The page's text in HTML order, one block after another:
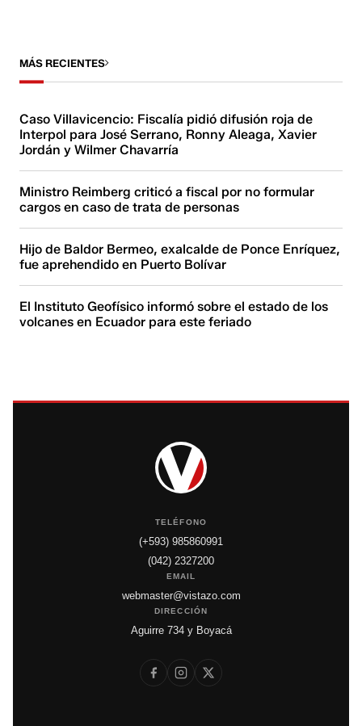
MÁS RECIENTES
Caso Villavicencio: Fiscalía pidió difusión roja de
Interpol para José Serrano, Ronny Aleaga, Xavier
Jordán y Wilmer Chavarría
Ministro Reimberg criticó a fiscal por no formular
cargos en caso de trata de personas
Hijo de Baldor Bermeo, exalcalde de Ponce Enríquez,
fue aprehendido en Puerto Bolívar
El Instituto Geofísico informó sobre el estado de los
volcanes en Ecuador para este feriado
TELÉFONO
(+593) 985860991
(042) 2327200
EMAIL
webmaster@vistazo.com
DIRECCIÓN
Aguirre 734 y Boyacá